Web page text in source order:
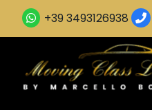
+39 3493126938